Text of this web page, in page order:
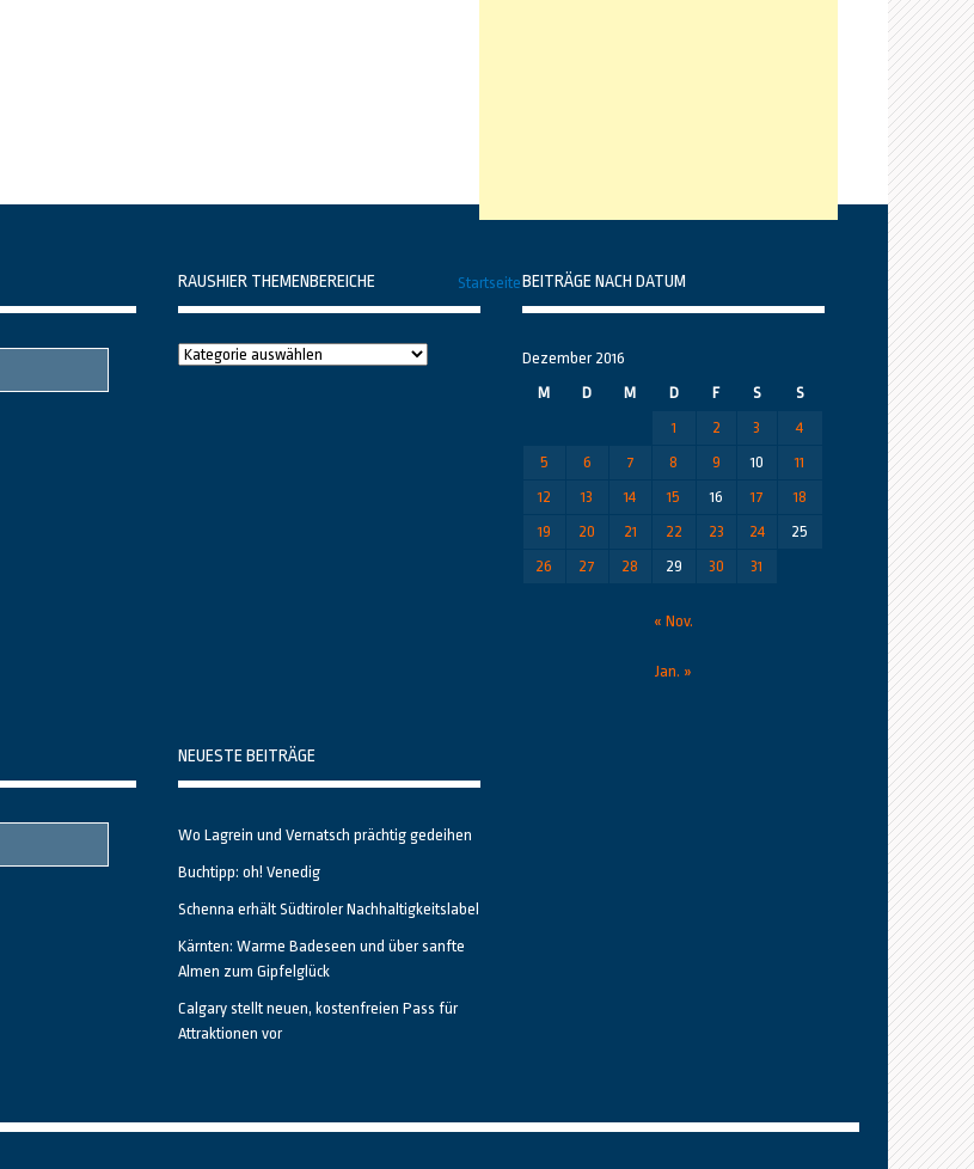
Startseite
RAUSHIER THEMENBEREICHE
Raushier
BEITRÄGE NACH DATUM
Dezember 2016
M
D M D F S
S
1
2 3
4
5
6 7 8 9 10
11
12
13 14 15 16 17
18
19
20 21 22 23 24
25
26
27 28 29 30 31
« Nov.
Jan. »
NEUESTE BEITRÄGE
Wo Lagrein und Vernatsch prächtig gedeihen
Buchtipp: oh! Venedig
Schenna erhält Südtiroler Nachhaltigkeitslabel
Kärnten: Warme Badeseen und über sanfte
Almen zum Gipfelglück
Calgary stellt neuen, kostenfreien Pass für
Attraktionen vor